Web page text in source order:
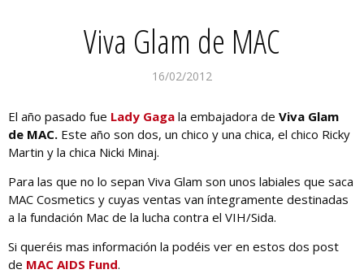
Viva Glam de MAC
16/02/2012
El año pasado fue Lady Gaga la embajadora de Viva Glam
de MAC. Este año son dos, un chico y una chica, el chico Ricky
Martin y la chica Nicki Minaj.
Para las que no lo sepan Viva Glam son unos labiales que saca
MAC Cosmetics y cuyas ventas van íntegramente destinadas
a la fundación Mac de la lucha contra el VIH/Sida.
Si queréis mas información la podéis ver en estos dos post
de MAC AIDS Fund.